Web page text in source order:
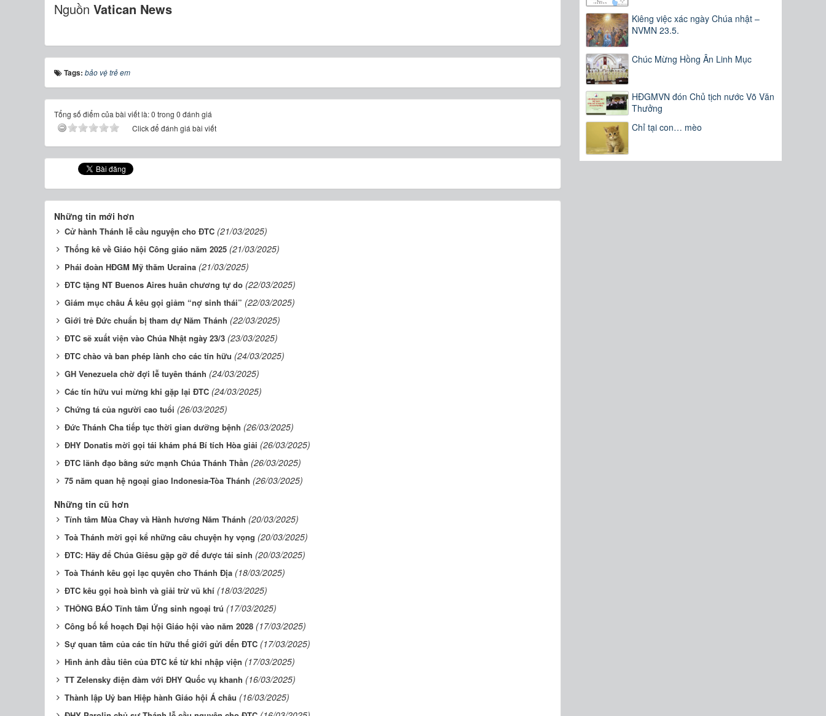
Nguồn Vatican News
Tags: bảo vệ trẻ em
Tổng số điểm của bài viết là: 0 trong 0 đánh giá
Click để đánh giá bài viết
Những tin mới hơn
Cử hành Thánh lễ cầu nguyện cho ĐTC (21/03/2025)
Thống kê về Giáo hội Công giáo năm 2025 (21/03/2025)
Phái đoàn HĐGM Mỹ thăm Ucraina (21/03/2025)
ĐTC tặng NT Buenos Aires huân chương tự do (22/03/2025)
Giám mục châu Á kêu gọi giảm “nợ sinh thái” (22/03/2025)
Giới trẻ Đức chuẩn bị tham dự Năm Thánh (22/03/2025)
ĐTC sẽ xuất viện vào Chúa Nhật ngày 23/3 (23/03/2025)
ĐTC chào và ban phép lành cho các tín hữu (24/03/2025)
GH Venezuela chờ đợi lễ tuyên thánh (24/03/2025)
Các tín hữu vui mừng khi gặp lại ĐTC (24/03/2025)
Chứng tá của người cao tuổi (26/03/2025)
Đức Thánh Cha tiếp tục thời gian dưỡng bệnh (26/03/2025)
ĐHY Donatis mời gọi tái khám phá Bí tích Hòa giải (26/03/2025)
ĐTC lãnh đạo bằng sức mạnh Chúa Thánh Thần (26/03/2025)
75 năm quan hệ ngoại giao Indonesia-Tòa Thánh (26/03/2025)
Những tin cũ hơn
Tĩnh tâm Mùa Chay và Hành hương Năm Thánh (20/03/2025)
Toà Thánh mời gọi kể những câu chuyện hy vọng (20/03/2025)
ĐTC: Hãy để Chúa Giêsu gặp gỡ để được tái sinh (20/03/2025)
Toà Thánh kêu gọi lạc quyên cho Thánh Địa (18/03/2025)
ĐTC kêu gọi hoà bình và giải trừ vũ khí (18/03/2025)
THÔNG BÁO Tĩnh tâm Ứng sinh ngoại trú (17/03/2025)
Công bố kế hoạch Đại hội Giáo hội vào năm 2028 (17/03/2025)
Sự quan tâm của các tín hữu thế giới gửi đến ĐTC (17/03/2025)
Hình ảnh đầu tiên của ĐTC kể từ khi nhập viện (17/03/2025)
TT Zelensky điện đàm với ĐHY Quốc vụ khanh (16/03/2025)
Thành lập Uỷ ban Hiệp hành Giáo hội Á châu (16/03/2025)
Kiêng việc xác ngày Chúa nhật –
NVMN 23.5.
Chúc Mừng Hồng Ân Linh Mục
HĐGMVN đón Chủ tịch nước Võ Văn
Thưởng
Chỉ tại con… mèo